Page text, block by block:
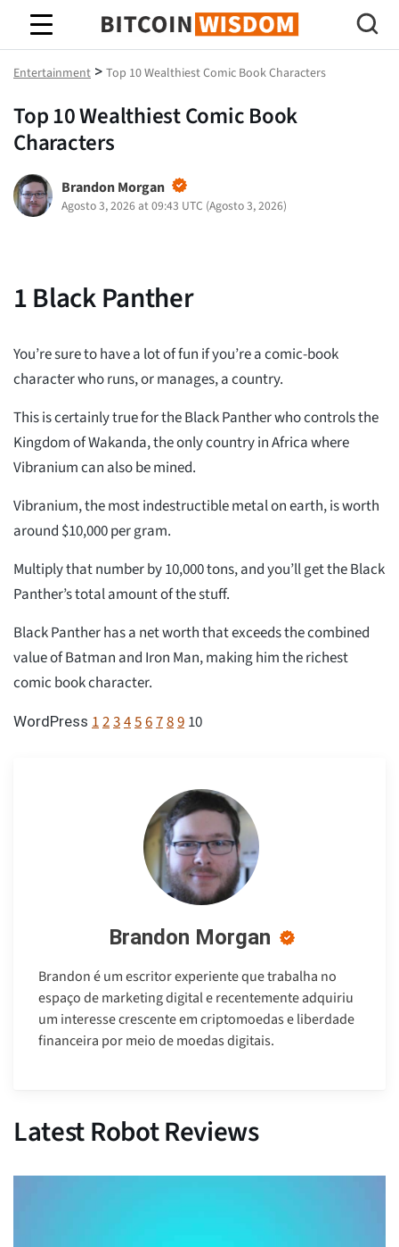
Sabedoria do Bitcoin
Entertainment > Top 10 Wealthiest Comic Book Characters
Top 10 Wealthiest Comic Book
Characters
Brandon Morgan
Agosto 3, 2026 at 09:43 UTC (Agosto 3, 2026)
1Black Panther
You’re sure to have a lot of fun if you’re a comic-book
character who runs, or manages, a country.
This is certainly true for the Black Panther who controls the
Kingdom of Wakanda, the only country in Africa where
Vibranium can also be mined.
Vibranium, the most indestructible metal on earth, is worth
around $10,000 per gram.
Multiply that number by 10,000 tons, and you’ll get the Black
Panther’s total amount of the stuff.
Black Panther has a net worth that exceeds the combined
value of Batman and Iron Man, making him the richest
comic book character.
WordPress 123456789 10
Brandon Morgan
Brandon é um escritor experiente que trabalha no
espaço de marketing digital e recentemente adquiriu
um interesse crescente em criptomoedas e liberdade
financeira por meio de moedas digitais.
Latest Robot Reviews